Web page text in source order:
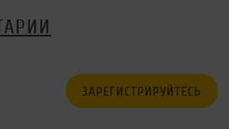
ЗАРЕГИСТРИРУЙТЕСЬ